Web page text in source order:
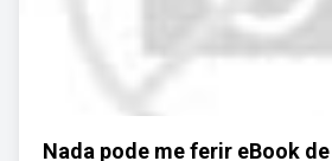
Nada pode me ferir eBook